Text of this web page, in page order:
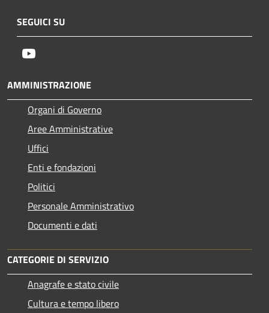
SEGUICI SU
AMMINISTRAZIONE
Organi di Governo
Aree Amministrative
Uffici
Enti e fondazioni
Politici
Personale Amministrativo
Documenti e dati
CATEGORIE DI SERVIZIO
Anagrafe e stato civile
Cultura e tempo libero